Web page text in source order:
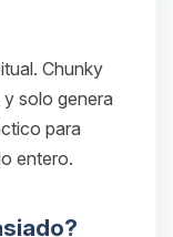
Chunky
y solo genera
para
entero.